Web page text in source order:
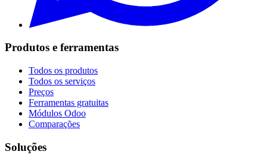
Produtos e ferramentas
Todos os produtos
Todos os serviços
Preços
Ferramentas gratuitas
Módulos Odoo
Comparações
Soluções